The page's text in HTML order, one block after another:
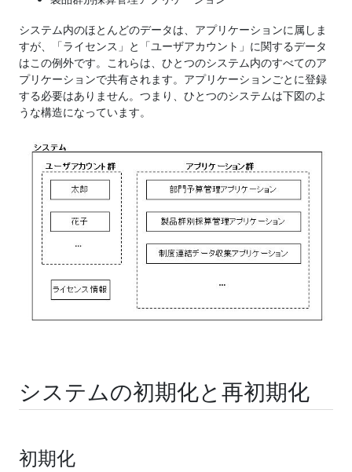
システム内のほとんどのデータは、アプリケーションに属しま
すが、「ライセンス」と「ユーザアカウント」に関するデータ
はこの例外です。これらは、ひとつのシステム内のすべてのア
プリケーションで共有されます。アプリケーションごとに登録
する必要はありません。つまり、ひとつのシステムは下図のよ
うな構造になっています。
システムの初期化と再初期化
初期化